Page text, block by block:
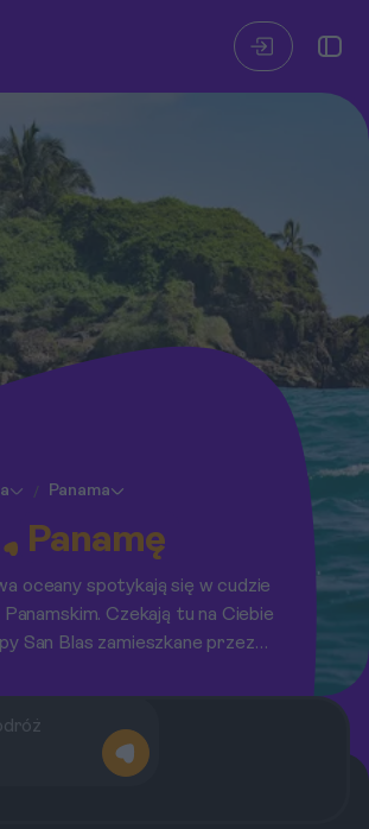
/ Panama
Panamę
oceany spotykają się w cudzie
Panamskim. Czekają tu na Ciebie
San Blas zamieszkane przez